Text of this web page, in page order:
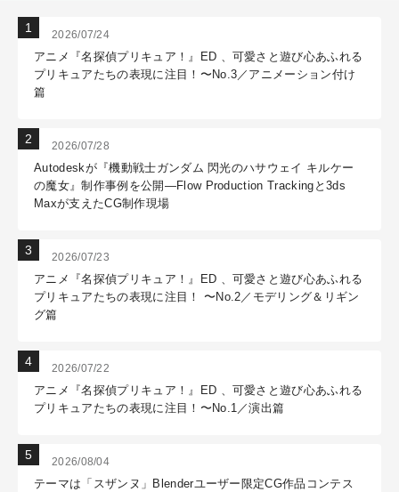
2026/07/24
アニメ『名探偵プリキュア！』ED 、可愛さと遊び心あふれる
プリキュアたちの表現に注目！〜No.3／アニメーション付け
篇
2026/07/28
Autodeskが『機動戦士ガンダム 閃光のハサウェイ キルケー
の魔女』制作事例を公開―Flow Production Trackingと3ds
Maxが支えたCG制作現場
2026/07/23
アニメ『名探偵プリキュア！』ED 、可愛さと遊び心あふれる
プリキュアたちの表現に注目！ 〜No.2／モデリング＆リギン
グ篇
2026/07/22
アニメ『名探偵プリキュア！』ED 、可愛さと遊び心あふれる
プリキュアたちの表現に注目！〜No.1／演出篇
2026/08/04
テーマは「スザンヌ」Blenderユーザー限定CG作品コンテス